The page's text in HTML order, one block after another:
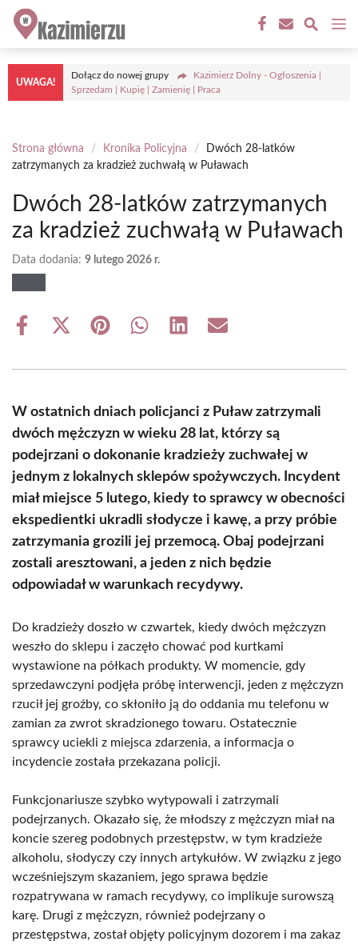
Przejdź
treści
UWAGA!
Dołącz do nowej grupy
Kazimierz Dolny - Ogłoszenia |
Sprzedam | Kupię | Zamienię | Praca
Strona główna / Kronika Policyjna /
Dwóch 28-latków
zatrzymanych za kradzież zuchwałą w Puławach
Dwóch 28-latków zatrzymanych
za kradzież zuchwałą w Puławach
Data dodania: 9 lutego 2026 r.
Share
Share
(Twitter)
Share Share Share Share
W ostatnich dniach policjanci z Puław zatrzymali
dwóch mężczyzn w wieku 28 lat, którzy są
podejrzani o dokonanie kradzieży zuchwałej w
jednym z lokalnych sklepów spożywczych. Incydent
miał miejsce 5 lutego, kiedy to sprawcy w obecności
ekspedientki ukradli słodycze i kawę, a przy próbie
zatrzymania grozili jej przemocą. Obaj podejrzani
zostali aresztowani, a jeden z nich będzie
odpowiadał w warunkach recydywy.
Do kradzieży doszło w czwartek, kiedy dwóch mężczyzn
weszło do sklepu i zaczęło chować pod kurtkami
wystawione na półkach produkty. W momencie, gdy
sprzedawczyni podjęła próbę interwencji, jeden z mężczyzn
rzucił jej groźby, co skłoniło ją do oddania mu telefonu w
zamian za zwrot skradzionego towaru. Ostatecznie
sprawcy uciekli z miejsca zdarzenia, a informacja o
incydencie została przekazana policji.
Funkcjonariusze szybko wytypowali i zatrzymali
podejrzanych. Okazało się, że młodszy z mężczyzn miał na
koncie szereg podobnych przestępstw, w tym kradzieże
alkoholu, słodyczy czy innych artykułów. W związku z jego
wcześniejszym skazaniem, jego sprawa będzie
rozpatrywana w ramach recydywy, co implikuje surowszą
karę. Drugi z mężczyzn, również podejrzany o
przestępstwa, został objęty policyjnym dozorem i ma zakaz